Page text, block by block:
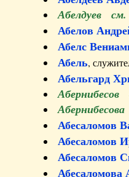
Абелдуев
Абелов
Абелс
Абель,
Абельгард
Абесаломов
Абесаломов
Абесаломов
Абесаломова